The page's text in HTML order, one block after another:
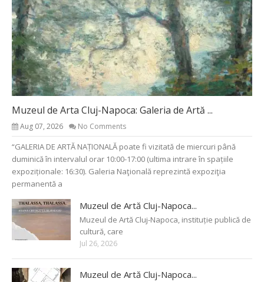
Muzeul de Arta Cluj-Napoca: Galeria de Artă ...
Aug 07, 2026 No Comments
“GALERIA DE ARTĂ NAȚIONALĂ poate fi vizitată de miercuri până
duminică în intervalul orar 10:00-17:00 (ultima intrare în spațiile
expoziționale: 16:30). Galeria Naţională reprezintă expoziţia
permanentă a
Muzeul de Artă Cluj-Napoca...
Muzeul de Artă Cluj-Napoca, instituție publică de
cultură, care
Jul 26, 2026
Muzeul de Artă Cluj-Napoca...